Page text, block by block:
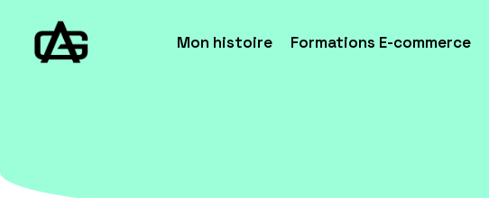
Mon histoire Formations E-commerce